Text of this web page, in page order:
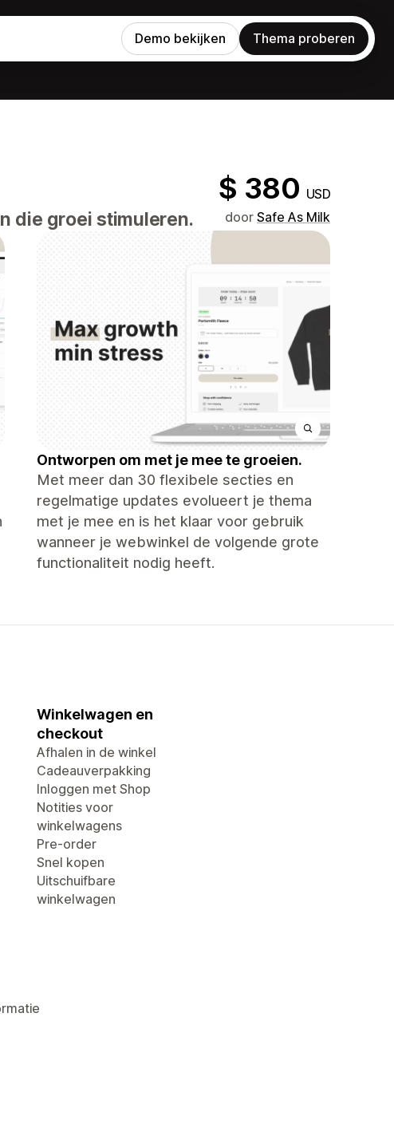
Demo bekijken Thema proberen
$ 380 USD
die groei stimuleren. door Safe As Milk
Ontworpen om met je mee te groeien.
Met meer dan 30 flexibele secties en
regelmatige updates evolueert je thema
met je mee en is het klaar voor gebruik
wanneer je webwinkel de volgende grote
functionaliteit nodig heeft.
Winkelwagen en
checkout
Afhalen in de winkel
Cadeauverpakking
Inloggen met Shop
Notities voor
winkelwagens
Pre-order
Snel kopen
Uitschuifbare
winkelwagen